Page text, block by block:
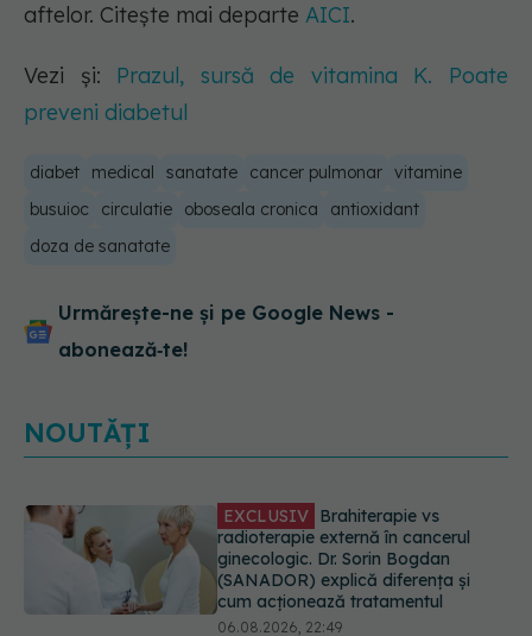
aftelor. Citește mai departe AICI.
Vezi și: Prazul, sursă de vitamina K. Poate
preveni diabetul
diabet medical sanatate cancer pulmonar vitamine
busuioc
circulatie oboseala cronica
antioxidant
doza de sanatate
Urmărește-ne și pe Google News -
abonează‑te!
NOUTĂȚI
EXCLUSIV De ce unele paciente
cu cancer de col uterin nu mai ajung
la operație. Dr. Sorin Bogdan
(SANADOR): Intervenția
chirurgicală, doar în situații
particulare